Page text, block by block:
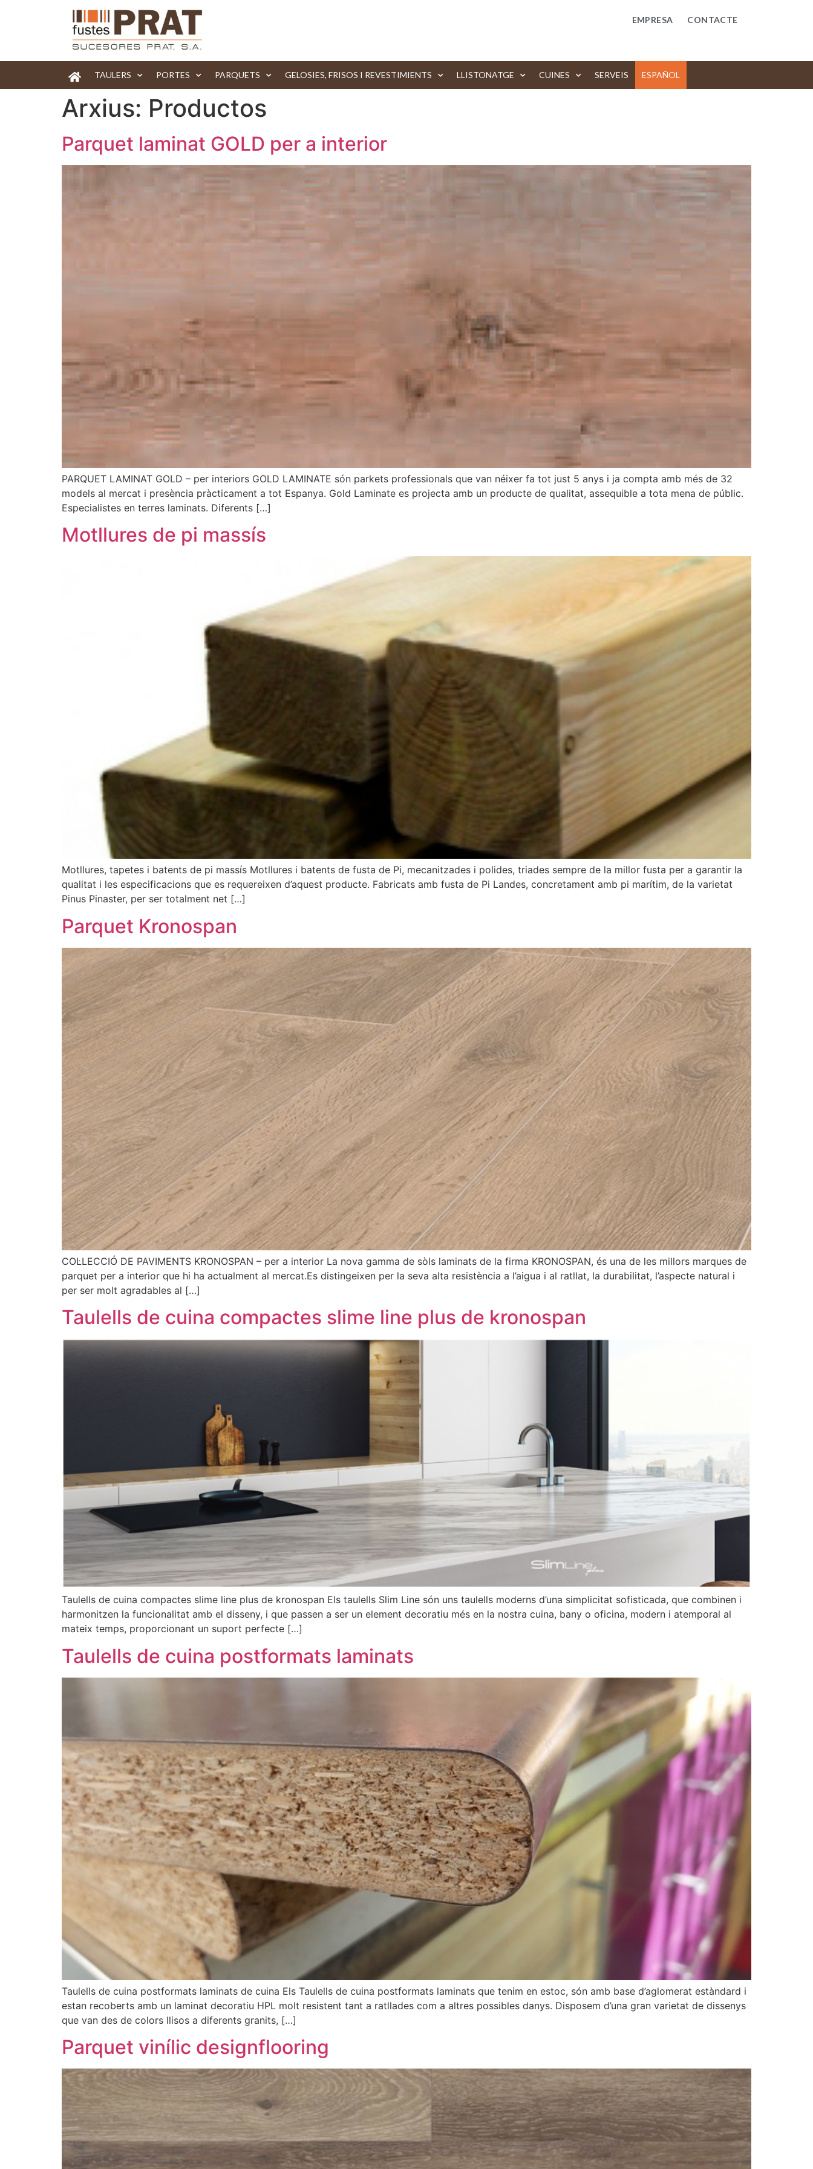
EMPRESA CONTACTE
TAULERS PORTES PARQUETS GELOSIES, FRISOS I REVESTIMIENTS LLISTONATGE CUINES SERVEIS ESPAÑOL
Arxius: Productos
Parquet laminat GOLD per a interior
PARQUET LAMINAT GOLD – per interiors GOLD LAMINATE són parkets professionals que van néixer fa tot just 5 anys i ja compta amb més de 32
models al mercat i presència pràcticament a tot Espanya. Gold Laminate es projecta amb un producte de qualitat, assequible a tota mena de públic.
Especialistes en terres laminats. Diferents […]
Motllures de pi massís
Motllures, tapetes i batents de pi massís Motllures i batents de fusta de Pi, mecanitzades i polides, triades sempre de la millor fusta per a garantir la
qualitat i les especificacions que es requereixen d’aquest producte. Fabricats amb fusta de Pi Landes, concretament amb pi marítim, de la varietat
Pinus Pinaster, per ser totalment net […]
Parquet Kronospan
COL·LECCIÓ DE PAVIMENTS KRONOSPAN – per a interior La nova gamma de sòls laminats de la firma KRONOSPAN, és una de les millors marques de
parquet per a interior que hi ha actualment al mercat.Es distingeixen per la seva alta resistència a l’aigua i al ratllat, la durabilitat, l’aspecte natural i
per ser molt agradables al […]
Taulells de cuina compactes slime line plus de kronospan
Taulells de cuina compactes slime line plus de kronospan Els taulells Slim Line són uns taulells moderns d’una simplicitat sofisticada, que combinen i
harmonitzen la funcionalitat amb el disseny, i que passen a ser un element decoratiu més en la nostra cuina, bany o oficina, modern i atemporal al
mateix temps, proporcionant un suport perfecte […]
Taulells de cuina postformats laminats
Taulells de cuina postformats laminats de cuina Els Taulells de cuina postformats laminats que tenim en estoc, són amb base d’aglomerat estàndard i
estan recoberts amb un laminat decoratiu HPL molt resistent tant a ratllades com a altres possibles danys. Disposem d’una gran varietat de dissenys
que van des de colors llisos a diferents granits, […]
Parquet vinílic designflooring